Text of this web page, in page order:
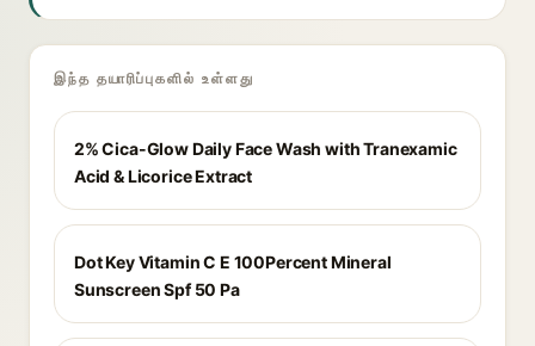
இந்த தயாரிப்புகளில் உள்ளது
2% Cica-Glow Daily Face Wash with Tranexamic
Acid & Licorice Extract
Dot Key Vitamin C E 100Percent Mineral
Sunscreen Spf 50 Pa